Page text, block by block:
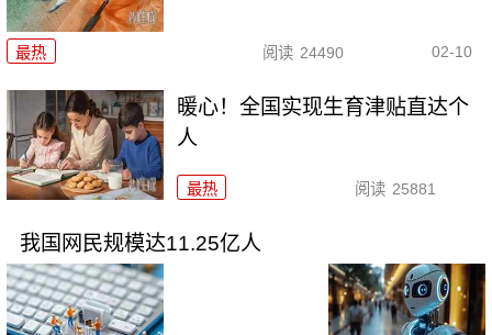
最热 阅读 24490 02-10
暖心！全国实现生育津贴直达个
人
最热 阅读 25881
我国网民规模达11.25亿人